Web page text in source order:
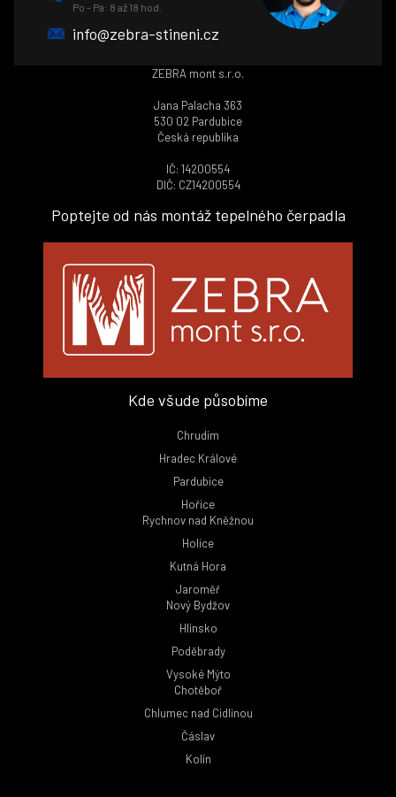
Po - Pá: 8 až 18 hod.
info@zebra-stineni.cz
ZEBRA mont s.r.o.
Jana Palacha 363
530 02 Pardubice
Česká republika
IČ: 14200554
DIČ: CZ14200554
Poptejte od nás montáž tepelného čerpadla
Kde všude působíme
Chrudim
Hradec Králové
Pardubice
Hořice
Rychnov nad Kněžnou
Holice
Kutná Hora
Jaroměř
Nový Bydžov
Hlinsko
Poděbrady
Vysoké Mýto
Chotěboř
Chlumec nad Cidlinou
Čáslav
Kolín